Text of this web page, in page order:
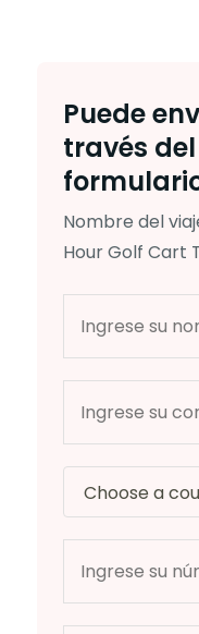
Puede
través
Nombre del
Hour Golf Cart